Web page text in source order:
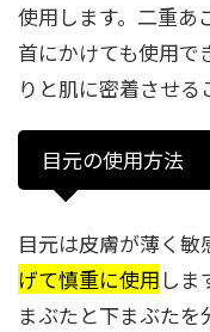
使用します。二重あ
首にかけても使用で
りと肌に密着させる
目元の使用方法
目元は皮膚が薄く敏
げて慎重に使用 しま
まぶたと下まぶた